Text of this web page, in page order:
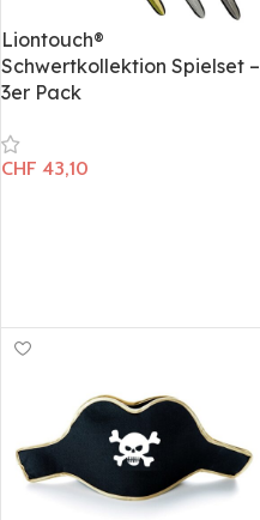
Liontouch®
Schwertkollektion Spielset –
3er Pack
CHF 43,10